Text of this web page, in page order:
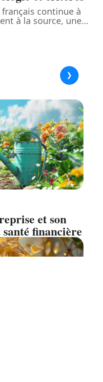
continue à
à la source, une…
et son
financière